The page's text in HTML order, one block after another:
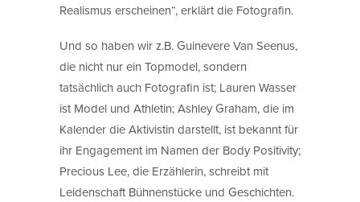
Realismus erscheinen“, erklärt die Fotografin.
Und so haben wir z.B. Guinevere Van Seenus,
die nicht nur ein Topmodel, sondern
tatsächlich auch Fotografin ist; Lauren Wasser
ist Model und Athletin; Ashley Graham, die im
Kalender die Aktivistin darstellt, ist bekannt für
ihr Engagement im Namen der Body Positivity;
Precious Lee, die Erzählerin, schreibt mit
Leidenschaft Bühnenstücke und Geschichten.